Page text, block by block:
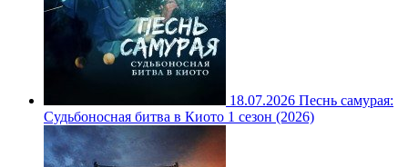
18.07.2026 Песнь самурая:
Судьбоносная битва в Киото 1 сезон (2026)